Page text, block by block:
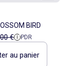
BIRD
de référence
€ PDR
au panier